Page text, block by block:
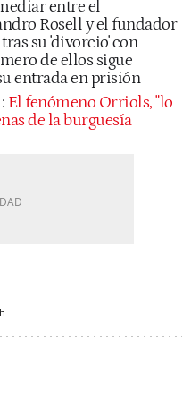
entre el
Rosell y el fundador
su 'divorcio' con
de ellos sigue
entrada en prisión
: El fenómeno Orriols, "lo
de la burguesía